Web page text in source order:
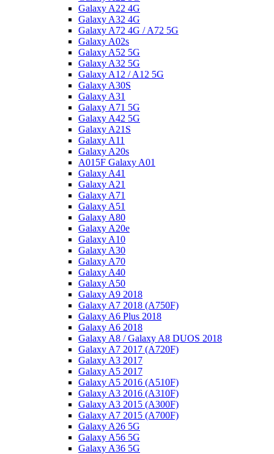
Galaxy A22 4G
Galaxy A32 4G
Galaxy A72 4G / A72 5G
Galaxy A02s
Galaxy A52 5G
Galaxy A32 5G
Galaxy A12 / A12 5G
Galaxy A30S
Galaxy A31
Galaxy A71 5G
Galaxy A42 5G
Galaxy A21S
Galaxy A11
Galaxy A20s
A015F Galaxy A01
Galaxy A41
Galaxy A21
Galaxy A71
Galaxy A51
Galaxy A80
Galaxy A20e
Galaxy A10
Galaxy A30
Galaxy A70
Galaxy A40
Galaxy A50
Galaxy A9 2018
Galaxy A7 2018 (A750F)
Galaxy A6 Plus 2018
Galaxy A6 2018
Galaxy A8 / Galaxy A8 DUOS 2018
Galaxy A7 2017 (A720F)
Galaxy A3 2017
Galaxy A5 2017
Galaxy A5 2016 (A510F)
Galaxy A3 2016 (A310F)
Galaxy A3 2015 (A300F)
Galaxy A7 2015 (A700F)
Galaxy A26 5G
Galaxy A56 5G
Galaxy A36 5G